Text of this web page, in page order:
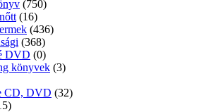
(160)
(1)
(71)
(7)
(8)